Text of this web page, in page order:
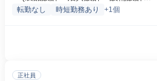
転勤なし 時短勤務あり +1個
正社員